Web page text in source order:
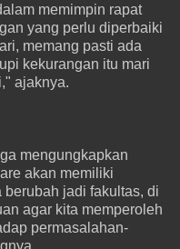
memimpin rapat
yang perlu diperbaiki
memang pasti ada
kekurangan itu mari
ajaknya.
mengungkapkan
akan memiliki
berubah jadi fakultas, di
agar kita memperoleh
permasalahan-